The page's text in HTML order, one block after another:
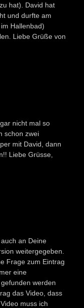
hat). David hat
und durfte am
Hallenbad)
Liebe Grüße von
nicht mal so
schon zwei
mit David, dann
Liebe Grüsse,
an Deine
weitergegeben.
Frage zum Eintrag
eine
werden
das Video, dass
muss ich